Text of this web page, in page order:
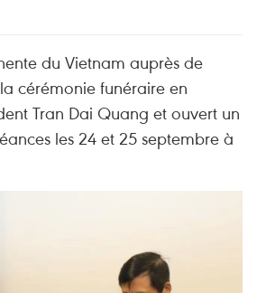
du Vietnam auprès de
cérémonie funéraire en
Tran Dai Quang et ouvert un
les 24 et 25 septembre à